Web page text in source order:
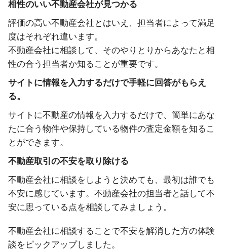
相性のいい不動産会社が見つかる
評価の高い不動産会社とはいえ、担当者によって満足
度はそれぞれ違います。
不動産会社に相談して、そのやりとりからあなたと相
性の合う担当者か知ることが重要です。
サイトに情報を入力するだけで手軽に回答がもらえ
る。
サイトに不動産の情報を入力するだけで、簡単にあな
たに合う物件や保持している物件の査定金額を知るこ
とができます。
不動産取引の不安を取り除ける
不動産会社に相談をしようと決めても、最初は誰でも
不安に感じています。不動産会社の担当者と話して不
安に思っている点を相談してみましょう。
不動産会社に相談することで不安を解消した方の体験
談をピックアップしました。